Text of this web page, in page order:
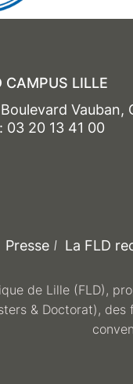
CAMPUS LILLE
Vauban,
03 20 13 41 00
Presse La FLD
de Lille (FLD),
& Doctorat),